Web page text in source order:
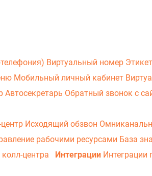
Виртуальный номер
Мобильный личный кабинет
Автосекретарь Обратный звонок с
Исходящий обзвон
рабочими ресурсами База
центра Интеграции Интеграции